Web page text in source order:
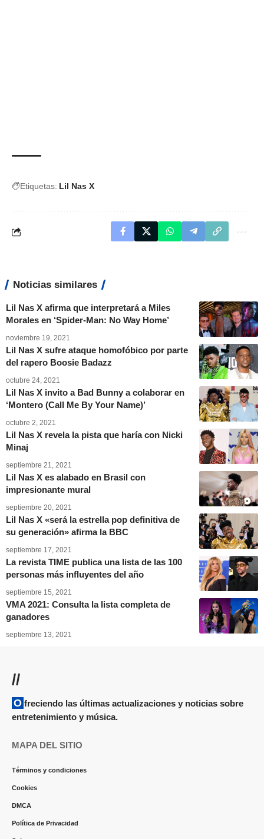
Etiquetas: Lil Nas X
Noticias similares
Lil Nas X afirma que interpretará a Miles
Morales en ‘Spider-Man: No Way Home’
noviembre 19, 2021
Lil Nas X sufre ataque homofóbico por parte
del rapero Boosie Badazz
octubre 24, 2021
Lil Nas X invito a Bad Bunny a colaborar en
‘Montero (Call Me By Your Name)’
octubre 2, 2021
Lil Nas X revela la pista que haría con Nicki
Minaj
septiembre 21, 2021
Lil Nas X es alabado en Brasil con
impresionante mural
septiembre 20, 2021
Lil Nas X «será la estrella pop definitiva de
su generación» afirma la BBC
septiembre 17, 2021
La revista TIME publica una lista de las 100
personas más influyentes del año
septiembre 15, 2021
VMA 2021: Consulta la lista completa de
ganadores
septiembre 13, 2021
//
Ofreciendo las últimas actualizaciones y noticias sobre
entretenimiento y música.
MAPA DEL SITIO
Términos y condiciones
Cookies
DMCA
Política de Privacidad